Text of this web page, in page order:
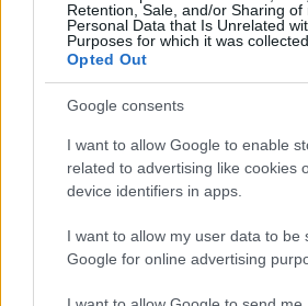
Retention, Sale, and/or Sharing of
Personal Data that Is Unrelated
Purposes for which it was collected.
Opted Out
Google consents
I want to allow Google to enable
related to advertising like cookies
device identifiers in apps.
I want to allow my user data to be
Google for online advertising
Népszabadságban jelent meg.
azoknak, akik egy mindig…